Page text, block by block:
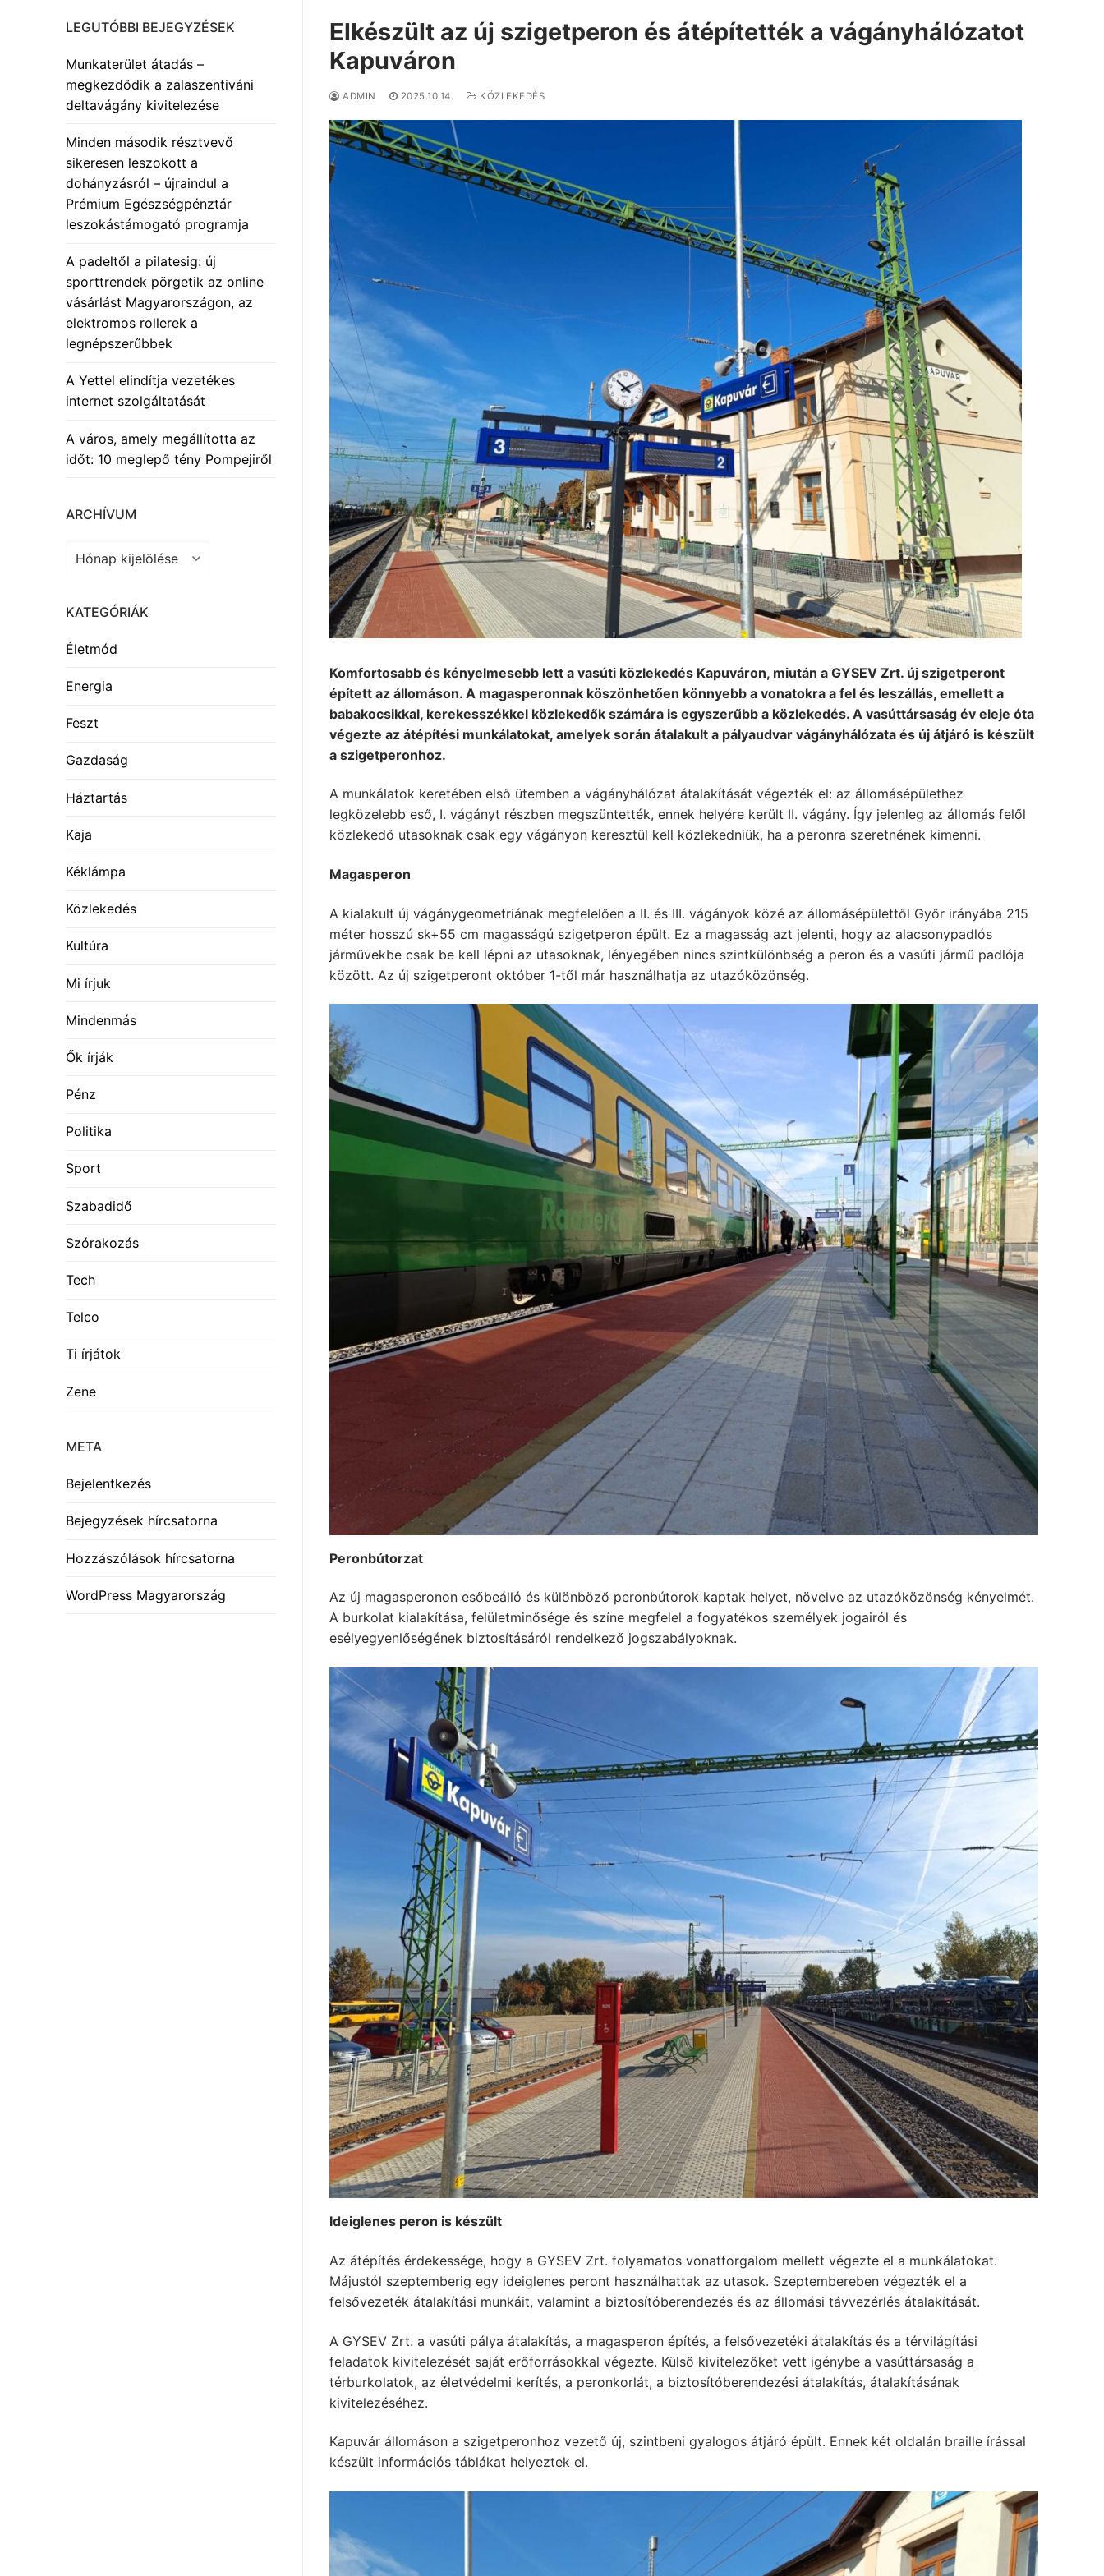
Elkészült az új szigetperon és átépítették a vágányhálózatot
Kapuváron
ADMIN 2025.10.14. KÖZLEKEDÉS
Komfortosabb és kényelmesebb lett a vasúti közlekedés Kapuváron, miután a GYSEV Zrt. új szigetperont
épített az állomáson. A magasperonnak köszönhetően könnyebb a vonatokra a fel és leszállás, emellett a
babakocsikkal, kerekesszékkel közlekedők számára is egyszerűbb a közlekedés. A vasúttársaság év eleje óta
végezte az átépítési munkálatokat, amelyek során átalakult a pályaudvar vágányhálózata és új átjáró is készült
a szigetperonhoz.
A munkálatok keretében első ütemben a vágányhálózat átalakítását végezték el: az állomásépülethez
legközelebb eső, I. vágányt részben megszüntették, ennek helyére került II. vágány. Így jelenleg az állomás felől
közlekedő utasoknak csak egy vágányon keresztül kell közlekedniük, ha a peronra szeretnének kimenni.
Magasperon
A kialakult új vágánygeometriának megfelelően a II. és III. vágányok közé az állomásépülettől Győr irányába 215
méter hosszú sk+55 cm magasságú szigetperon épült. Ez a magasság azt jelenti, hogy az alacsonypadlós
járművekbe csak be kell lépni az utasoknak, lényegében nincs szintkülönbség a peron és a vasúti jármű padlója
között. Az új szigetperont október 1-től már használhatja az utazóközönség.
Peronbútorzat
Az új magasperonon esőbeálló és különböző peronbútorok kaptak helyet, növelve az utazóközönség kényelmét.
A burkolat kialakítása, felületminősége és színe megfelel a fogyatékos személyek jogairól és
esélyegyenlőségének biztosításáról rendelkező jogszabályoknak.
Ideiglenes peron is készült
Az átépítés érdekessége, hogy a GYSEV Zrt. folyamatos vonatforgalom mellett végezte el a munkálatokat.
Májustól szeptemberig egy ideiglenes peront használhattak az utasok. Szeptembereben végezték el a
felsővezeték átalakítási munkáit, valamint a biztosítóberendezés és az állomási távvezérlés átalakítását.
A GYSEV Zrt. a vasúti pálya átalakítás, a magasperon építés, a felsővezetéki átalakítás és a térvilágítási
feladatok kivitelezését saját erőforrásokkal végezte. Külső kivitelezőket vett igénybe a vasúttársaság a
térburkolatok, az életvédelmi kerítés, a peronkorlát, a biztosítóberendezési átalakítás, átalakításának
kivitelezéséhez.
Kapuvár állomáson a szigetperonhoz vezető új, szintbeni gyalogos átjáró épült. Ennek két oldalán braille írással
készült információs táblákat helyeztek el.
LEGUTÓBBI BEJEGYZÉSEK
Munkaterület átadás –
megkezdődik a zalaszentiváni
deltavágány kivitelezése
Minden második résztvevő
sikeresen leszokott a
dohányzásról – újraindul a
Prémium Egészségpénztár
leszokástámogató programja
A padeltől a pilatesig: új
sporttrendek pörgetik az online
vásárlást Magyarországon, az
elektromos rollerek a
legnépszerűbbek
A Yettel elindítja vezetékes
internet szolgáltatását
A város, amely megállította az
időt: 10 meglepő tény Pompejiről
ARCHÍVUM
Archívum
KATEGÓRIÁK
Életmód
Energia
Feszt
Gazdaság
Háztartás
Kaja
Kéklámpa
Közlekedés
Kultúra
Mi írjuk
Mindenmás
Ők írják
Pénz
Politika
Sport
Szabadidő
Szórakozás
Tech
Telco
Ti írjátok
Zene
META
Bejelentkezés
Bejegyzések hírcsatorna
Hozzászólások hírcsatorna
WordPress Magyarország